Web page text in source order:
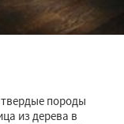
породы
из дерева в